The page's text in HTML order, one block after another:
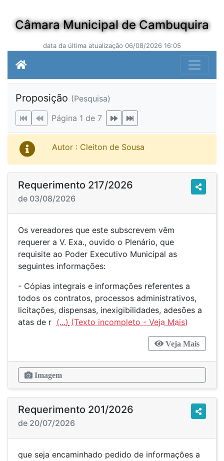
Câmara Municipal de Cambuquira
data da última atualização 06/08/2026 16:05
Proposição (Pesquisa)
Página 1 de 7
Autor : Cleiton de Sousa
Requerimento 217/2026
de 03/08/2026
Os vereadores que este subscrevem vêm
requerer a V. Exa., ouvido o Plenário, que
requisite ao Poder Executivo Municipal as
seguintes informações:
- Cópias integrais e informações referentes a
todos os contratos, processos administrativos,
licitações, dispensas, inexigibilidades, adesões a
atas de r (...)
Veja Mais
Imagem
Requerimento 201/2026
de 20/07/2026
que seja encaminhado pedido de informações a